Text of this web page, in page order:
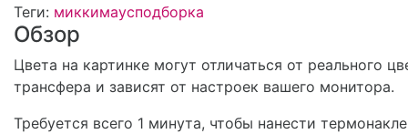
Теги: миккимаусподборка
Обзор
Цвета на картинке могут отличаться от реального
трансфера и зависят от настроек вашего монитора.
Требуется всего 1 минута, чтобы нанести